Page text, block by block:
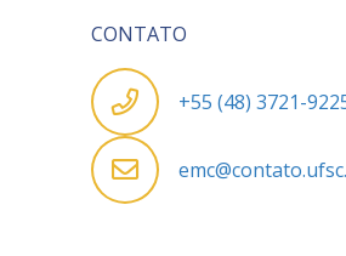
CONTATO
+55 (48) 3721-